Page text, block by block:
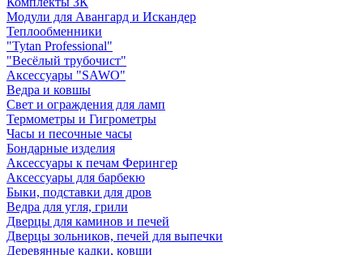
Модули для Авангард и Искандер
Теплообменники
"Tytan Professional"
"Весёлый трубочист"
Аксессуары "SAWO"
Ведра и ковшы
Свет и ограждения для ламп
Термометры и Гигрометры
Часы и песочные часы
Бондарные изделия
Аксессуары к печам Ферингер
Аксессуары для барбекю
Быки, подставки для дров
Ведра для угля, грили
Дверцы для каминов и печей
Дверцы зольников, печей для выпечки
Деревянные кадки, ковши